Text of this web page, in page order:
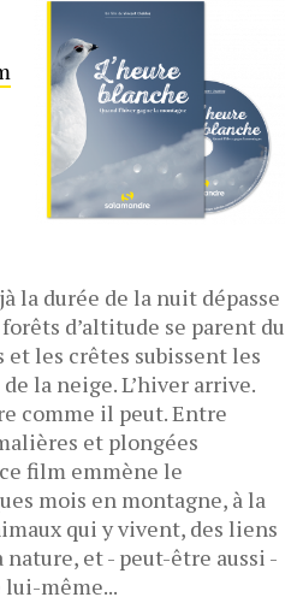
la durée de la nuit dépasse
d’altitude se parent du
et les crêtes subissent les
la neige. L’hiver arrive.
comme il peut. Entre
et plongées
film emmène le
mois en montagne, à la
qui y vivent, des liens
nature, et - peut-être aussi -
lui-même...